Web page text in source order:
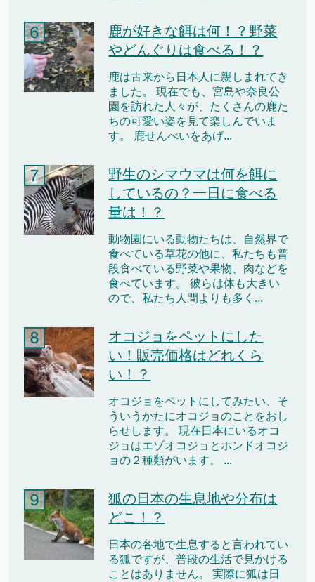
鹿が好きな餌は何！？野菜
やどんぐりは食べる！？
鹿は古来から日本人に親しまれてき
ました。 現在でも、宮島や奈良公
園を訪れた人々が、たくさんの鹿た
ちの可愛い姿を見て楽しんでいま
す。 鹿せんべいをあげ...
野生のシマウマは何を餌に
しているの？一日に食べる
量は！？
動物園にいる動物たちは、自然界で
食べている草花の他に、私たちも普
段食べている野菜や果物、肉などを
食べています。 彼らは体も大きい
ので、私たち人間よりも多く...
オコジョをペットにした
い！販売価格はどれくら
い！？
オコジョをペットにしてみたい、そ
ういうかたにオコジョのことをおし
らせします。 現在日本にいるオコ
ジョはエゾオコジョとホンドオコジ
ョの２種類がいます。 ...
狐の日本の生息地や分布は
どこ！？
日本の各地で生息すると言われてい
る狐ですが、普段の生活で見かける
ことはありません。 実際に狐は日